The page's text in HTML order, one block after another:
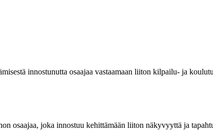
innostunutta osaajaa vastaamaan liiton kilpailu- ja
osaajaa, joka innostuu kehittämään liiton näkyvyyttä ja